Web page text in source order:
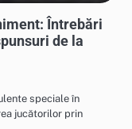
Întrebări
de la
speciale în
jucătorilor prin